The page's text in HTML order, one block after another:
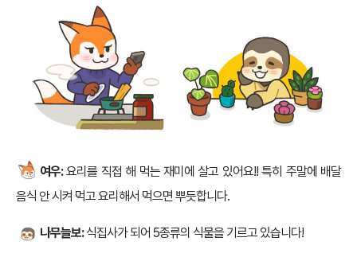
여우:요리를 직접 해 먹는 재미에 살고 있어요!! 특히 주말에 배달
음식 안 시켜 먹고 요리해서 먹으면 뿌듯합니다.
나무늘보:식집사가 되어 5종류의 식물을 기르고 있습니다!